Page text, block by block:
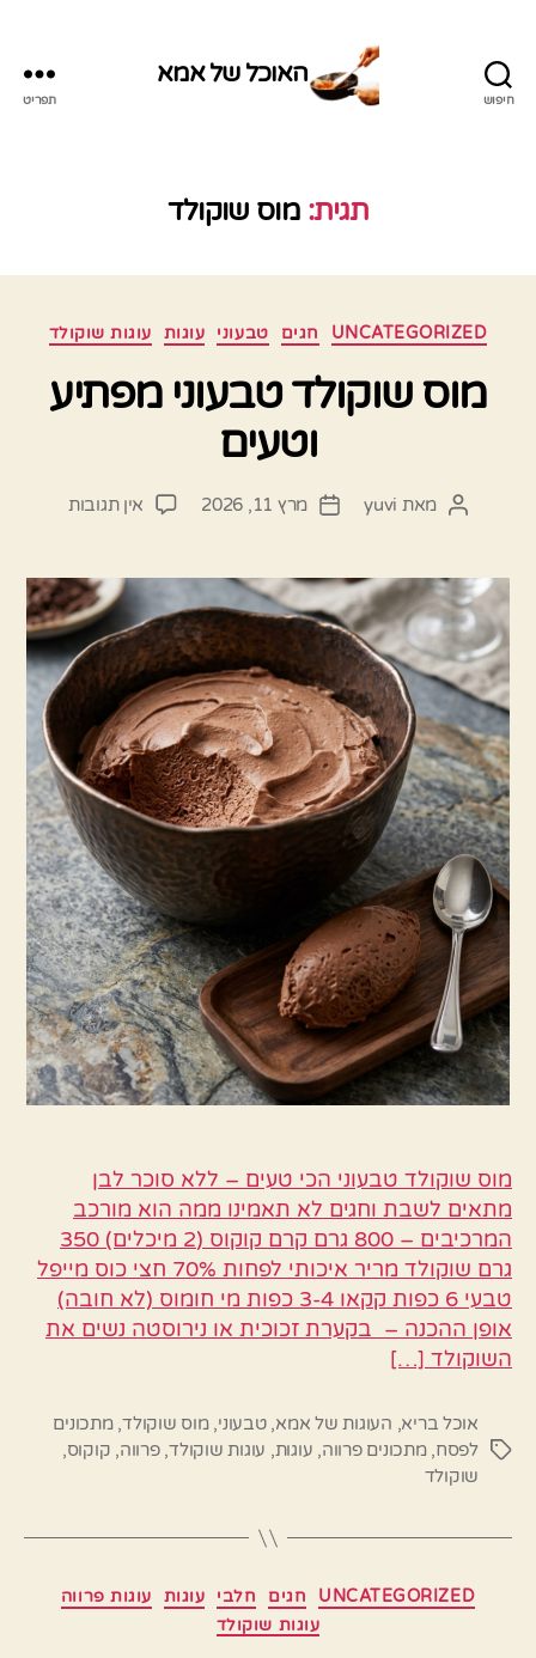
חיפוש
האוכל של אמא
תפריט
תגית: מוס שוקולד
קטגוריות UNCATEGORIZED חגים טבעוני עוגות עוגות שוקולד
מוס שוקולד טבעוני מפתיע
וטעים
המחבר
מאת yuvi
תאריך
מרץ 11, 2026 אין תגובות
טבעוני
מפתיע
וטעים
מוס שוקולד טבעוני הכי טעים – ללא סוכר לבן
מתאים לשבת וחגים לא תאמינו ממה הוא מורכב
המרכיבים – 800 גרם קרם קוקוס (2 מיכלים) 350
גרם שוקולד מריר איכותי לפחות 70% חצי כוס מייפל
טבעי 6 כפות קקאו 3-4 כפות מי חומוס (לא חובה)
אופן ההכנה – בקערת זכוכית או נירוסטה נשים את
השוקולד […]
תגיות
אוכל בריא, העוגות של אמא,טבעוני,מוס שוקולד,מתכונים
לפסח,מתכונים פרווה, עוגות, עוגות שוקולד,פרווה, קוקוס,
שוקולד
קטגוריות UNCATEGORIZED חגים חלבי עוגות
עוגות פרווה
עוגות שוקולד